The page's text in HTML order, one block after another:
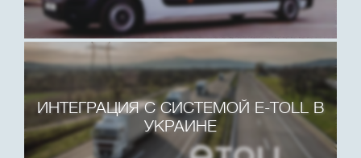
ИНТЕГРАЦИЯ С СИСТЕМОЙ E-TOLL В
УКРАИНЕ